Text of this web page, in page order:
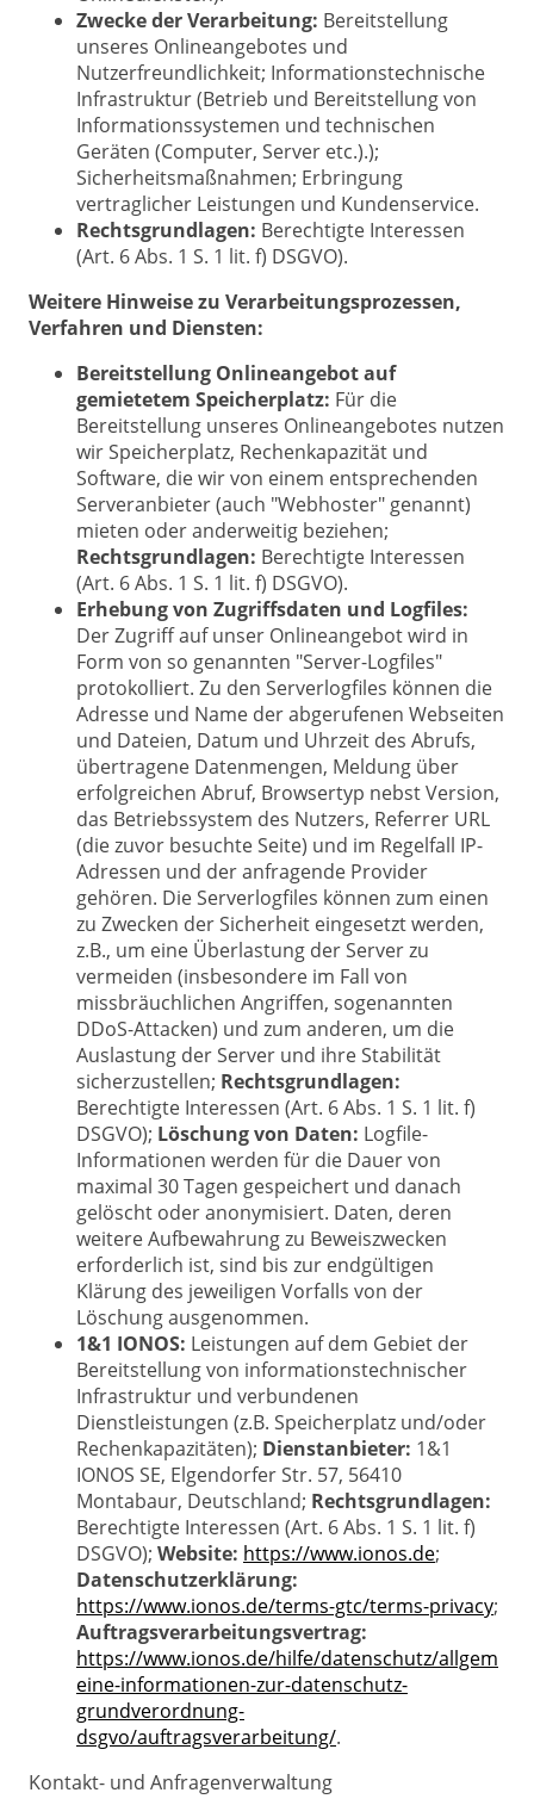
Zwecke der Verarbeitung: Bereitstellung
unseres Onlineangebotes und
Nutzerfreundlichkeit; Informationstechnische
Infrastruktur (Betrieb und Bereitstellung von
Informationssystemen und technischen
Geräten (Computer, Server etc.).);
Sicherheitsmaßnahmen; Erbringung
vertraglicher Leistungen und Kundenservice.
Rechtsgrundlagen: Berechtigte Interessen
(Art. 6 Abs. 1 S. 1 lit. f) DSGVO).
Weitere Hinweise zu Verarbeitungsprozessen,
Verfahren und Diensten:
Bereitstellung Onlineangebot auf
gemietetem Speicherplatz: Für die
Bereitstellung unseres Onlineangebotes nutzen
wir Speicherplatz, Rechenkapazität und
Software, die wir von einem entsprechenden
Serveranbieter (auch "Webhoster" genannt)
mieten oder anderweitig beziehen;
Rechtsgrundlagen: Berechtigte Interessen
(Art. 6 Abs. 1 S. 1 lit. f) DSGVO).
Erhebung von Zugriffsdaten und Logfiles:
Der Zugriff auf unser Onlineangebot wird in
Form von so genannten "Server-Logfiles"
protokolliert. Zu den Serverlogfiles können die
Adresse und Name der abgerufenen Webseiten
und Dateien, Datum und Uhrzeit des Abrufs,
übertragene Datenmengen, Meldung über
erfolgreichen Abruf, Browsertyp nebst Version,
das Betriebssystem des Nutzers, Referrer URL
(die zuvor besuchte Seite) und im Regelfall IP-
Adressen und der anfragende Provider
gehören. Die Serverlogfiles können zum einen
zu Zwecken der Sicherheit eingesetzt werden,
z.B., um eine Überlastung der Server zu
vermeiden (insbesondere im Fall von
missbräuchlichen Angriffen, sogenannten
DDoS-Attacken) und zum anderen, um die
Auslastung der Server und ihre Stabilität
sicherzustellen; Rechtsgrundlagen:
Berechtigte Interessen (Art. 6 Abs. 1 S. 1 lit. f)
DSGVO); Löschung von Daten: Logfile-
Informationen werden für die Dauer von
maximal 30 Tagen gespeichert und danach
gelöscht oder anonymisiert. Daten, deren
weitere Aufbewahrung zu Beweiszwecken
erforderlich ist, sind bis zur endgültigen
Klärung des jeweiligen Vorfalls von der
Löschung ausgenommen.
1&1 IONOS: Leistungen auf dem Gebiet der
Bereitstellung von informationstechnischer
Infrastruktur und verbundenen
Dienstleistungen (z.B. Speicherplatz und/oder
Rechenkapazitäten); Dienstanbieter: 1&1
IONOS SE, Elgendorfer Str. 57, 56410
Montabaur, Deutschland; Rechtsgrundlagen:
Berechtigte Interessen (Art. 6 Abs. 1 S. 1 lit. f)
DSGVO); Website: https://www.ionos.de;
Datenschutzerklärung:
https://www.ionos.de/terms-gtc/terms-privacy;
Auftragsverarbeitungsvertrag:
https://www.ionos.de/hilfe/datenschutz/allgem
eine-informationen-zur-datenschutz-
grundverordnung-
dsgvo/auftragsverarbeitung/.
Kontakt- und Anfragenverwaltung